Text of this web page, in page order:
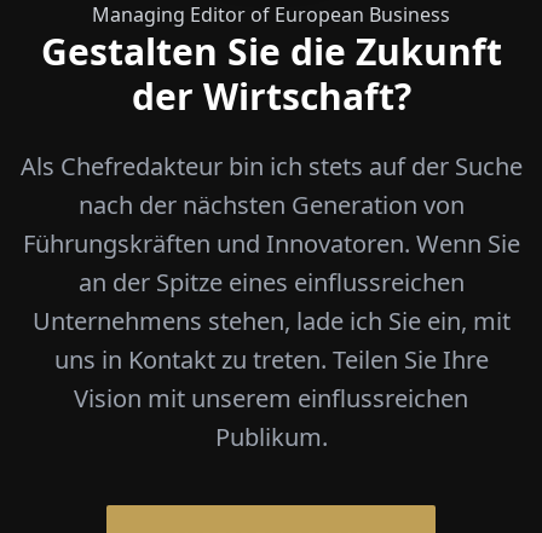
Managing Editor of European Business
Gestalten Sie die Zukunft
der Wirtschaft?
Als Chefredakteur bin ich stets auf der Suche
nach der nächsten Generation von
Führungskräften und Innovatoren. Wenn Sie
an der Spitze eines einflussreichen
Unternehmens stehen, lade ich Sie ein, mit
uns in Kontakt zu treten. Teilen Sie Ihre
Vision mit unserem einflussreichen
Publikum.